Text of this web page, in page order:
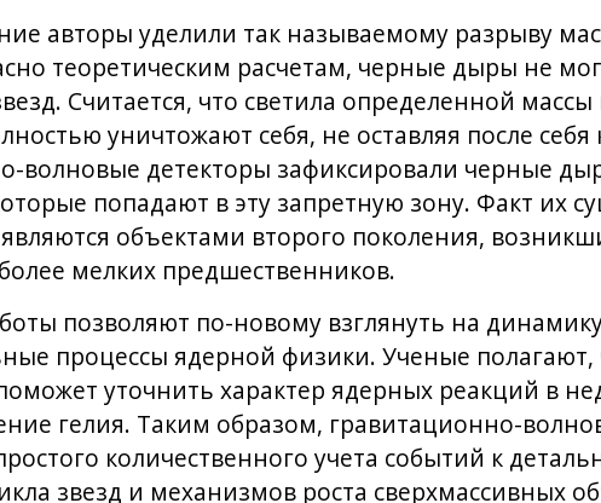
авторы уделили так называемому разрыву
теоретическим расчетам, черные дыры не
Считается, что светила определенной
уничтожают себя, не оставляя после себя
волновые детекторы зафиксировали черные
попадают в эту запретную зону. Факт их
объектами второго поколения,
мелких предшественников.
позволяют по-новому взглянуть на
процессы ядерной физики. Ученые
уточнить характер ядерных реакций в
гелия. Таким образом, гравитационно-
количественного учета событий к
звезд и механизмов роста сверхмассивных